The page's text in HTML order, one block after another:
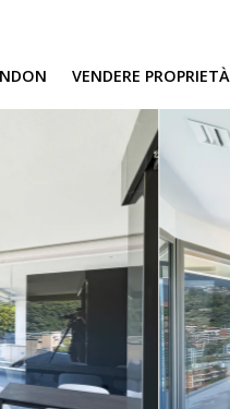
VENDERE PROPRIETÀ